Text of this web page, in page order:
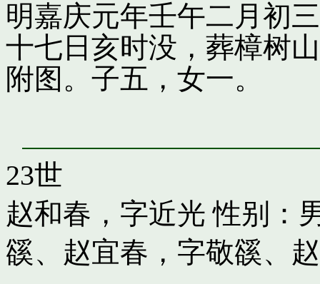
明嘉庆元年壬午二月初
十七日亥时没，葬樟树
附图。子五，女一。
23世
赵和春，字近光 性别：
豀、 赵宜春，字敬豀、